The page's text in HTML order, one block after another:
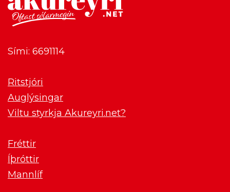
Sími: 6691114
Ritstjóri
Auglýsingar
Viltu styrkja Akureyri.net?
Fréttir
Íþróttir
Mannlíf